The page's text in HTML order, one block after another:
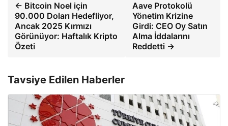
← Bitcoin Noel için
90.000 Doları Hedefliyor,
Ancak 2025 Kırmızı
Görünüyor: Haftalık Kripto
Özeti
Aave Protokolü
Yönetim Krizine
Girdi: CEO Oy Satın
Alma İddalarını
Reddetti →
Tavsiye Edilen Haberler